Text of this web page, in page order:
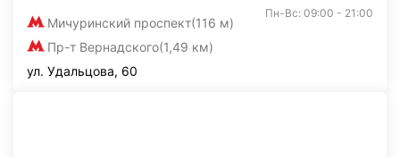
Мичуринский проспект(116 м)
Пр-т Вернадского(1,49 км)
Пн-Вс: 09:00 - 21:00
ул. Удальцова, 60